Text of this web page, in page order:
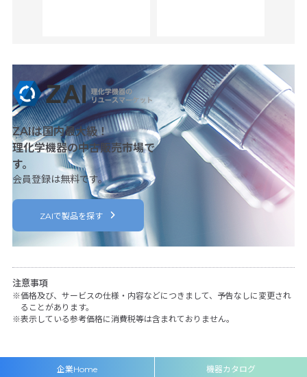
ZAIは国内最大級！
理化学機器の中古販売市場で
す。
会員登録は無料です。
ZAIで製品を探す
注意事項
価格及び、サービスの仕様・内容などにつきまして、予告なしに変更され
ることがあります。
表示している参考価格に消費税等は含まれておりません。
企業Home 機器カタログ